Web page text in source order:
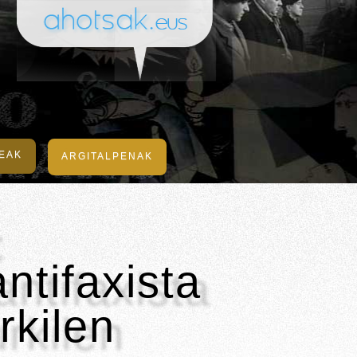
ARGITALPENAK